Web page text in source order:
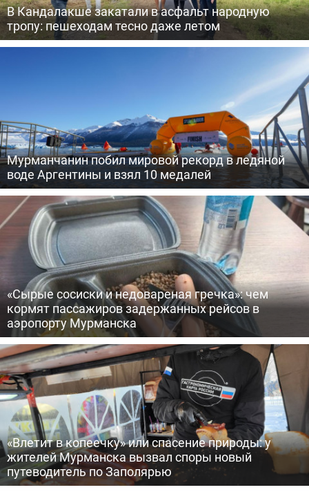
В Кандалакше закатали в асфальт народную
тропу: пешеходам тесно даже летом
Мурманчанин побил мировой рекорд в ледяной
воде Аргентины и взял 10 медалей
«Сырые сосиски и недовареная гречка»: чем
кормят пассажиров задержанных рейсов в
аэропорту Мурманска
«Влетит в копеечку» или спасение природы: у
жителей Мурманска вызвал споры новый
путеводитель по Заполярью